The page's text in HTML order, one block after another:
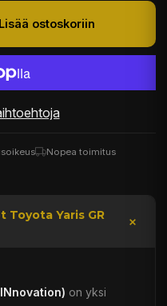
Lisää ostoskoriin
Nopea toimitus
Toyota Yaris GR
on yksi